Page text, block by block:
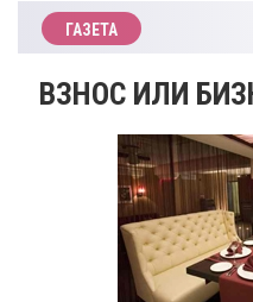
ГАЗЕТА
ВЗНОС ИЛИ